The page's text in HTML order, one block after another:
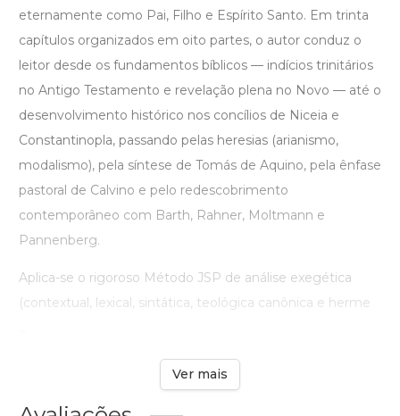
eternamente como Pai, Filho e Espírito Santo. Em trinta
capítulos organizados em oito partes, o autor conduz o
leitor desde os fundamentos bíblicos — indícios trinitários
no Antigo Testamento e revelação plena no Novo — até o
desenvolvimento histórico nos concílios de Niceia e
Constantinopla, passando pelas heresias (arianismo,
modalismo), pela síntese de Tomás de Aquino, pela ênfase
pastoral de Calvino e pelo redescobrimento
contemporâneo com Barth, Rahner, Moltmann e
Pannenberg.
Aplica-se o rigoroso Método JSP de análise exegética
(contextual, lexical, sintática, teológica canônica e herme
Ver mais